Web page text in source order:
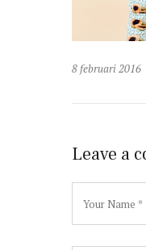
8 februari 2016
Leave a